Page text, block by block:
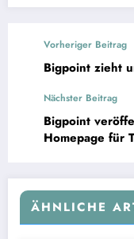
Vorheriger Beitrag
Bigpoint zieht
Nächster Beitrag
Bigpoint
Homepage für
ÄHNLICHE